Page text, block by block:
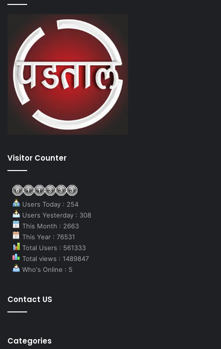
Visitor Counter
Users Today : 254
Users Yesterday : 308
This Month : 2663
This Year : 76531
Total Users : 561333
Total views : 1489847
Who's Online : 5
Contact US
Categories